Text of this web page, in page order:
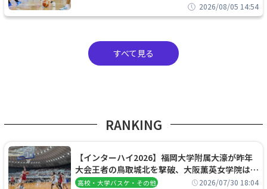
2026/08/05 14:54
すべて見る
RANKING
【インターハイ2026】福岡大学附属大濠が昨年
大会王者の鳥取城北を撃破、大阪薫英女学院は岐
阜女子に完勝、大会3日目試合結果
高校・大学バスケ・その他 2026/07/30 18:04